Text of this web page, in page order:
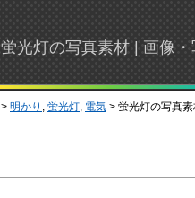
蛍光灯の写真素材 | 画像
> 明かり , 蛍光灯, 電気 > 蛍光灯の写真